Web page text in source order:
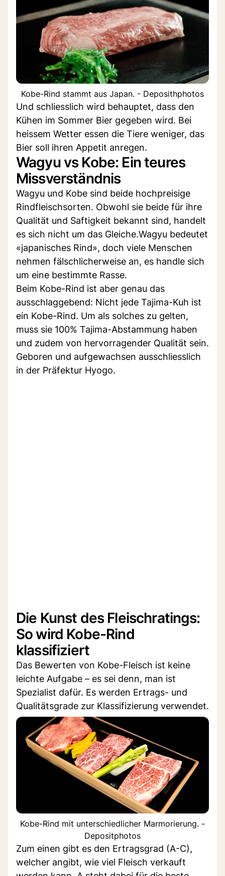
Kobe-Rind stammt aus Japan. - Deposithphotos
Und schliesslich wird behauptet, dass den
Kühen im Sommer Bier gegeben wird. Bei
heissem Wetter essen die Tiere weniger, das
Bier soll ihren Appetit anregen.
Wagyu vs Kobe: Ein teures
Missverständnis
Wagyu und Kobe sind beide hochpreisige
Rindfleischsorten. Obwohl sie beide für ihre
Qualität und Saftigkeit bekannt sind, handelt
es sich nicht um das Gleiche.Wagyu bedeutet
«japanisches Rind», doch viele Menschen
nehmen fälschlicherweise an, es handle sich
um eine bestimmte Rasse.
Beim Kobe-Rind ist aber genau das
ausschlaggebend: Nicht jede Tajima-Kuh ist
ein Kobe-Rind. Um als solches zu gelten,
muss sie 100% Tajima-Abstammung haben
und zudem von hervorragender Qualität sein.
Geboren und aufgewachsen ausschliesslich
in der Präfektur Hyogo.
Die Kunst des Fleischratings:
So wird Kobe-Rind
klassifiziert
Das Bewerten von Kobe-Fleisch ist keine
leichte Aufgabe – es sei denn, man ist
Spezialist dafür. Es werden Ertrags- und
Qualitätsgrade zur Klassifizierung verwendet.
Kobe-Rind mit unterschiedlicher Marmorierung. -
Depositphotos
Zum einen gibt es den Ertragsgrad (A-C),
welcher angibt, wie viel Fleisch verkauft